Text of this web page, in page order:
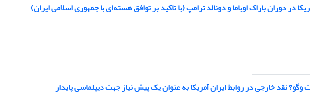
دوران باراک اوباما و دونالد ترامپ (با تاکید بر توافق هسته‏‌ای با جمهوری اسلامی ایران)
نقد خارجی در روابط ایران آمریکا به عنوان یک پیش نیاز جهت دیپلماسی پایدار